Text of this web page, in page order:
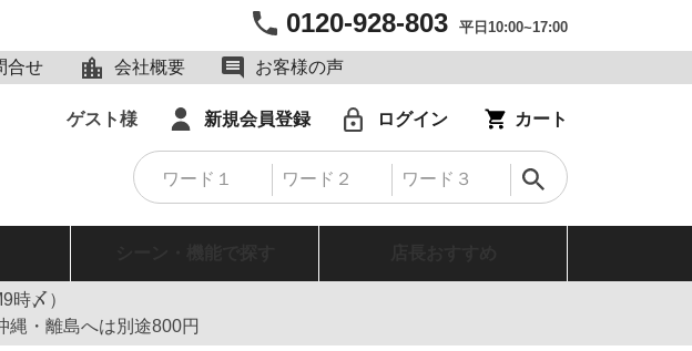
0120-928-803 平日10:00~17:00
合せ 会社概要 お客様の声
ゲスト様 新規会員登録 ログイン カート
時〆）
縄・離島へは別途800円